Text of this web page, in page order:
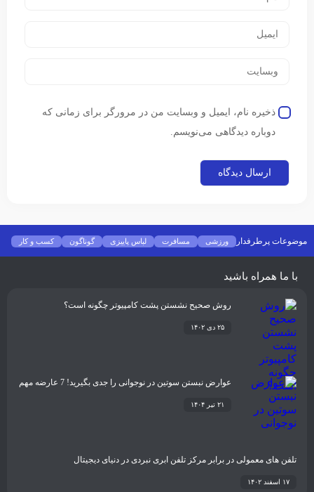
ذخیره نام، ایمیل و وبسایت من در مرورگر برای زمانی که
دوباره دیدگاهی می‌نویسم.
موضوعات پرطرفدار ورزشی مسافرت لباس پاییزی گوناگون
کسب و کار
فشن
غذا و نوشیدنی شیوه زندگی سلامتی تکنولوژی اخبار شرکت ها
با ما همراه باشید
روش صحیح نشستن پشت کامپیوتر چگونه است؟
۲۵ دی ۱۴۰۲
عوارض نبستن سوتین در نوجوانی را جدی بگیرید! 7 عارضه مهم
۲۱ تیر ۱۴۰۴
تلفن های معمولی در برابر مرکز تلفن ابری نبردی در دنیای دیجیتال
۱۷ اسفند ۱۴۰۲